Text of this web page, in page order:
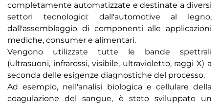
completamente automatizzate e destinate a diversi
settori tecnologici: dall'automotive al legno,
dall'assemblaggio di componenti alle applicazioni
mediche, consumer e alimentari.
Vengono utilizzate tutte le bande spettrali
(ultrasuoni, infrarossi, visibile, ultravioletto, raggi X) a
seconda delle esigenze diagnostiche del processo.
Ad esempio, nell'analisi biologica e cellulare della
coagulazione del sangue, è stato sviluppato un